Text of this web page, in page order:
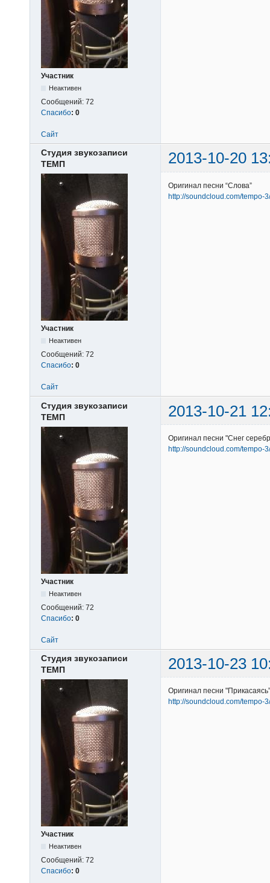
Участник
Неактивен
Сообщений: 72
Спасибо: 0
Сайт
Студия звукозаписи
ТЕМП
2013-10-20
Участник
Неактивен
Сообщений: 72
Спасибо: 0
Оригинал песни “Слова”
http://soundcloud.com/tempo-
Сайт
Студия звукозаписи
ТЕМП
2013-10-21
Участник
Неактивен
Сообщений: 72
Спасибо: 0
Оригинал песни "Снег
http://soundcloud.com/tempo-
Сайт
Студия звукозаписи
ТЕМП
2013-10-23
Участник
Неактивен
Сообщений: 72
Спасибо: 0
Оригинал песни "Прикасаясь”
http://soundcloud.com/tempo-